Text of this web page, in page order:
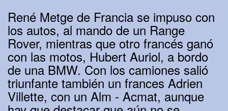
René Metge de Francia se impuso con
los autos, al mando de un Range
Rover, mientras que otro francés ganó
con las motos, Hubert Auriol, a bordo
de una BMW. Con los camiones salió
triunfante también un frances Adrien
Villette, con un Alm - Acmat, aunque